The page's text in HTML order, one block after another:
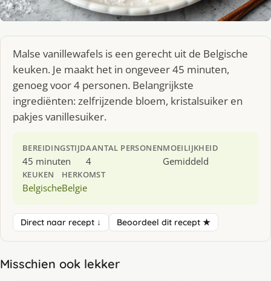
Malse vanillewafels is een gerecht uit de Belgische
keuken. Je maakt het in ongeveer 45 minuten,
genoeg voor 4 personen. Belangrijkste
ingrediënten: zelfrijzende bloem, kristalsuiker en
pakjes vanillesuiker.
BEREIDINGSTIJD
45 minuten
AANTAL PERSONEN
4
MOEILIJKHEID
Gemiddeld
KEUKEN
Belgische
HERKOMST
Belgie
Direct naar recept ↓ Beoordeel dit recept ★
Misschien ook lekker